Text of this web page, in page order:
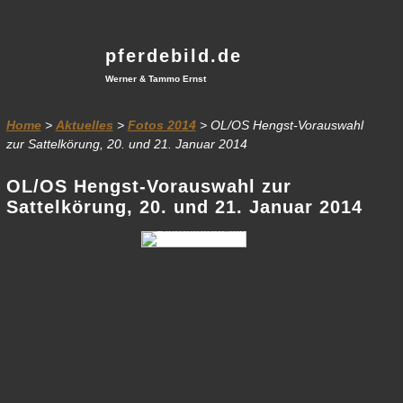
pferdebild.de
Werner & Tammo Ernst
Home> Aktuelles > Fotos 2014> OL/OS Hengst-Vorauswahl
zur Sattelkörung, 20. und 21. Januar 2014
OL/OS Hengst-Vorauswahl zur
Sattelkörung, 20. und 21. Januar 2014